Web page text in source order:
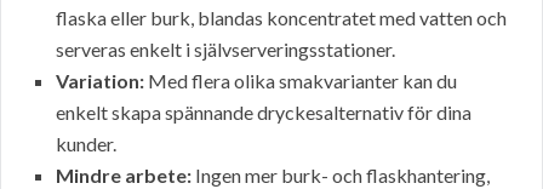
flaska eller burk, blandas koncentratet med vatten och
serveras enkelt i självserveringsstationer.
Variation: Med flera olika smakvarianter kan du
enkelt skapa spännande dryckesalternativ för dina
kunder.
Mindre arbete: Ingen mer burk- och flaskhantering,